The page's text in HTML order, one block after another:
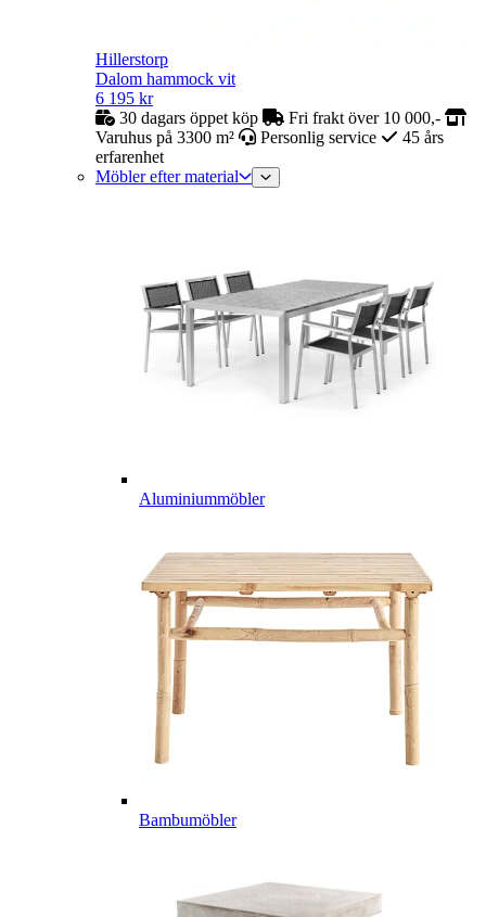
Hillerstorp
Dalom hammock vit
6 195 kr
30 dagars öppet köp
Fri frakt över 10 000,-
Varuhus på 3300 m²
Personlig service
45 års
erfarenhet
Möbler efter material
Aluminiummöbler
Bambumöbler